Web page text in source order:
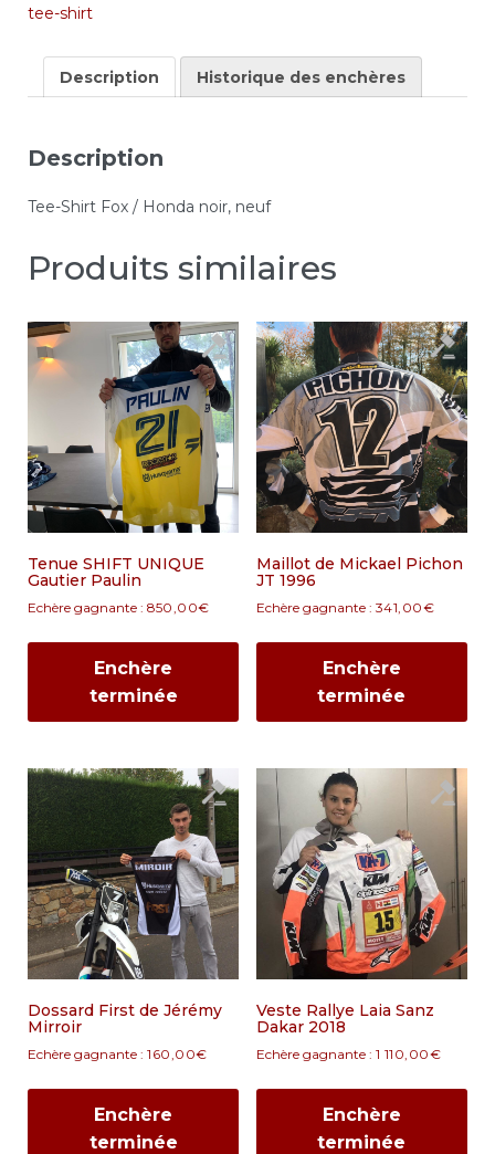
tee-shirt
Description Historique des enchères
Description
Tee-Shirt Fox / Honda noir, neuf
Produits similaires
Tenue SHIFT UNIQUE
Gautier Paulin
Echère gagnante : 850,00€
Enchère
terminée
Maillot de Mickael Pichon
JT 1996
Echère gagnante : 341,00€
Enchère
terminée
Dossard First de Jérémy
Mirroir
Echère gagnante : 160,00€
Enchère
terminée
Veste Rallye Laia Sanz
Dakar 2018
Echère gagnante : 1 110,00€
Enchère
terminée